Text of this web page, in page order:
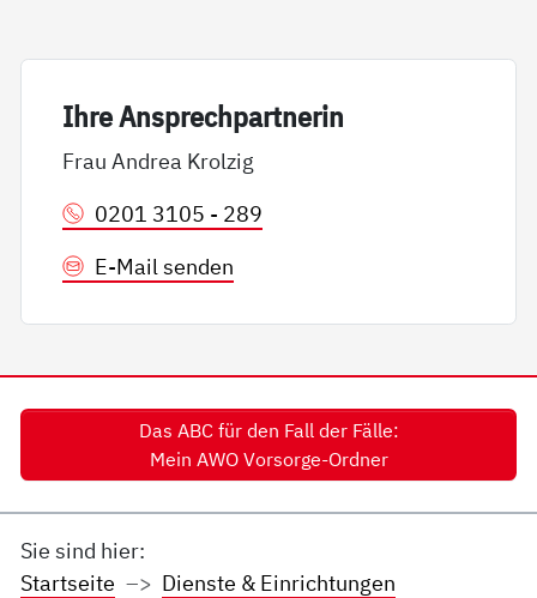
Ih­re An­sp­rech­part­ne­rin
Frau Andrea Krolzig
0201 3105 - 289
E-Mail senden
Das ABC für den Fall der Fälle:
Mein AWO Vorsorge-Ordner
Sie sind hier:
Startseite
Dienste & Einrichtungen